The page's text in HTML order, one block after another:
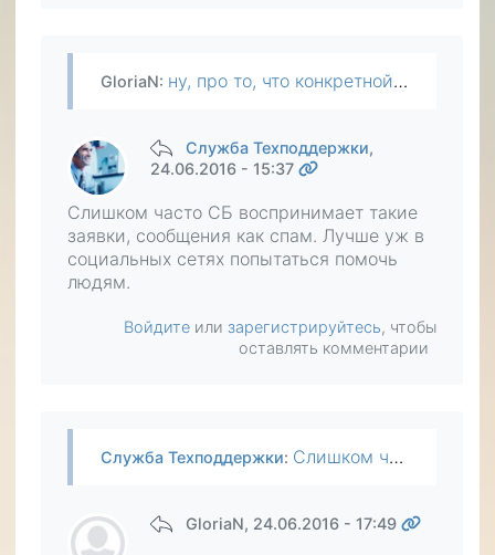
GloriaN: ну, про то, что конкретной подписи не было, я вот только сейчас вижу. у меня иной опыт общения с сб банков. более приятный. не знаю, поймали ли в итоге кого-то или нет, но... у меня не возникло…
Служба Техподдержки,
24.06.2016 - 15:37
Слишком часто СБ воспринимает такие
заявки, сообщения как спам. Лучше уж в
социальных сетях попытаться помочь
людям.
Войдите или зарегистрируйтесь, чтобы
оставлять комментарии
Служба Техподдержки: Слишком часто СБ воспринимает такие заявки, сообщения как спам. Лучше уж в социальных сетях попытаться помочь людям.
GloriaN, 24.06.2016 - 17:49